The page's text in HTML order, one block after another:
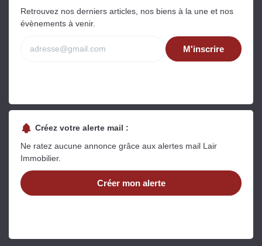
Retrouvez nos derniers articles, nos biens à la une et nos
évènements à venir.
M'inscrire
Créez votre alerte mail :
Ne ratez aucune annonce grâce aux alertes mail Lair
Immobilier.
Créer mon alerte